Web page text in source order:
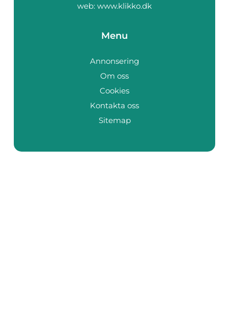
web: www.klikko.dk
Menu
Annonsering
Om oss
Cookies
Kontakta oss
Sitemap